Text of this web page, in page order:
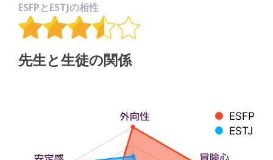
ESFPとESTJの相性
先生と生徒の関係
ESFP
ESTJ